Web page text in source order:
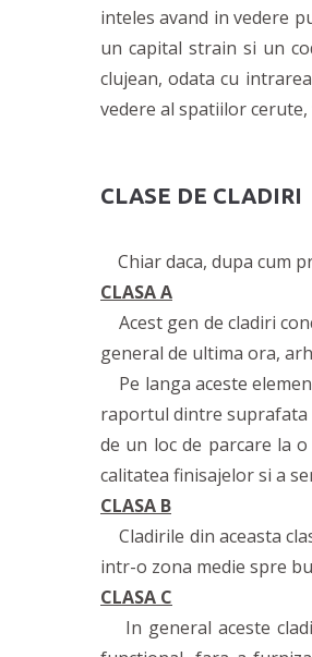
inteles avand in vedere
un capital strain si un
clujean, odata cu
vedere al spatiilor
CLASE DE CLADIRI
Chiar daca, dupa cum
CLASA A
Acest gen de cladiri
general de ultima ora,
Pe langa aceste
raportul dintre suprafata
de un loc de parcare la
calitatea finisajelor si a
CLASA B
Cladirile din aceasta
intr-o zona medie spre
CLASA C
In general aceste